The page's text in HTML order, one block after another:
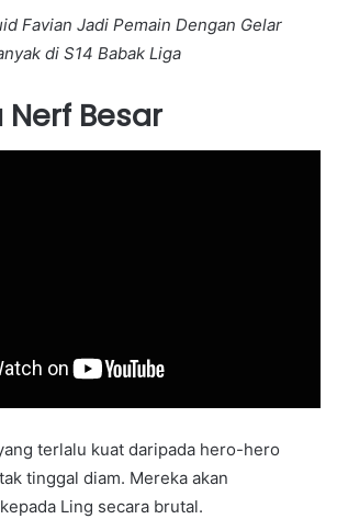
Favian Jadi Pemain Dengan Gelar
di S14 Babak Liga
Nerf Besar
terlalu kuat daripada hero-hero
tinggal diam. Mereka akan
Ling secara brutal.